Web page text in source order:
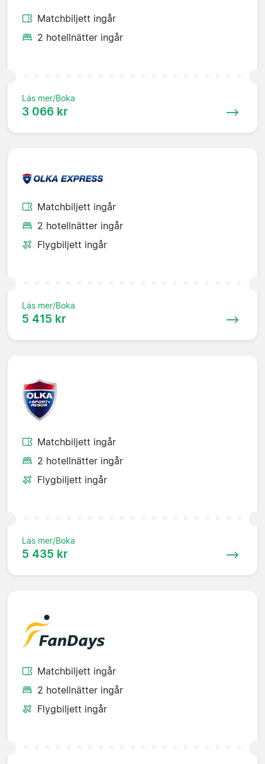
Matchbiljett ingår
2 hotellnätter ingår
Läs mer/Boka
3 066 kr
Matchbiljett ingår
2 hotellnätter ingår
Flygbiljett ingår
Läs mer/Boka
5 415 kr
Matchbiljett ingår
2 hotellnätter ingår
Flygbiljett ingår
Läs mer/Boka
5 435 kr
Matchbiljett ingår
2 hotellnätter ingår
Flygbiljett ingår